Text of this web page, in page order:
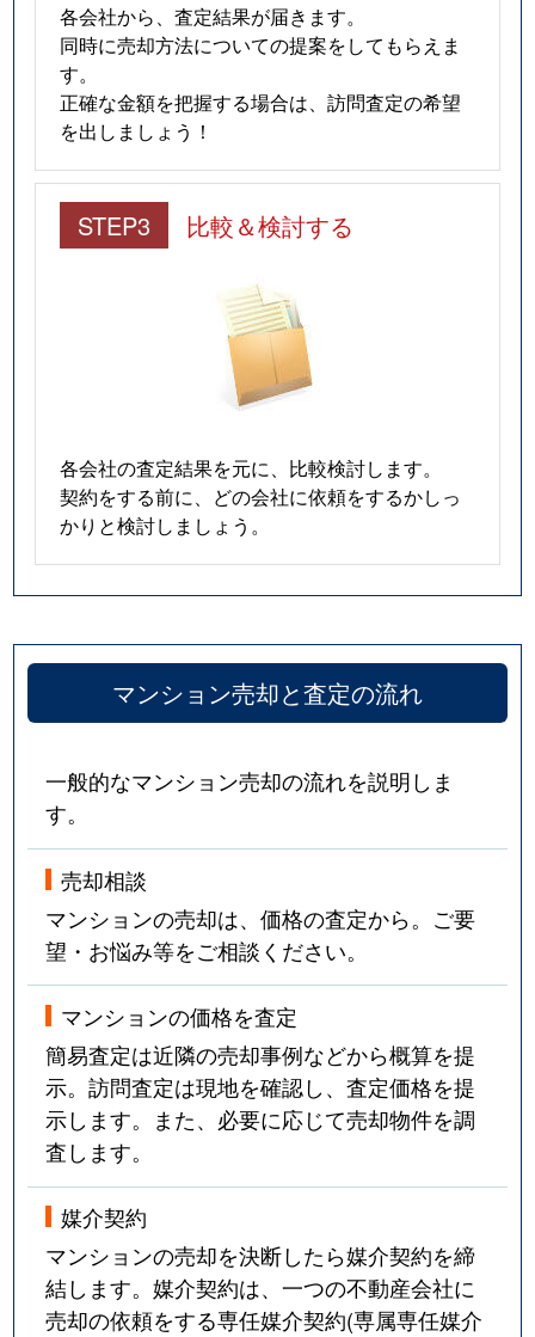
各会社から、査定結果が届きます。
同時に売却方法についての提案をしてもらえま
す。
正確な金額を把握する場合は、訪問査定の希望
を出しましょう！
STEP3 比較＆検討する
各会社の査定結果を元に、比較検討します。
契約をする前に、どの会社に依頼をするかしっ
かりと検討しましょう。
マンション売却と査定の流れ
一般的なマンション売却の流れを説明しま
す。
売却相談
マンションの売却は、価格の査定から。ご要
望・お悩み等をご相談ください。
マンションの価格を査定
簡易査定は近隣の売却事例などから概算を提
示。訪問査定は現地を確認し、査定価格を提
示します。また、必要に応じて売却物件を調
査します。
媒介契約
マンションの売却を決断したら媒介契約を締
結します。媒介契約は、一つの不動産会社に
売却の依頼をする専任媒介契約(専属専任媒介